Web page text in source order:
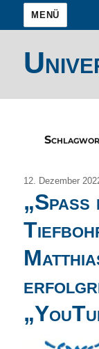
MENÜ
12. Dezember
„Spaß